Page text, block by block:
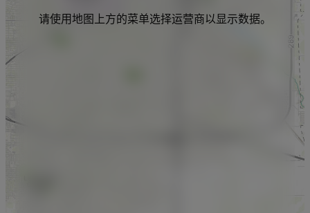
请使用地图上方的菜单选择运营商以显示数据。